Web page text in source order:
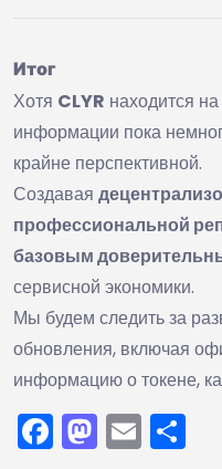
Итог
Хотя CLYR находится
информации пока
крайне перспективной.
Создавая
профессиональной
базовым
сервисной экономики.
Мы будем следить за
обновления, включая
информацию о токене,
Facebook
Email